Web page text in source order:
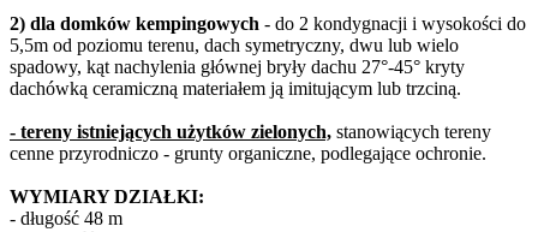
2) dla domków kempingowych - do 2 kondygnacji i wysokości do
5,5m od poziomu terenu, dach symetryczny, dwu lub wielo
spadowy, kąt nachylenia głównej bryły dachu 27°-45° kryty
dachówką ceramiczną materiałem ją imitującym lub trzciną.
- tereny istniejących użytków zielonych, stanowiących tereny
cenne przyrodniczo - grunty organiczne, podlegające ochronie.
WYMIARY DZIAŁKI:
- długość 48 m